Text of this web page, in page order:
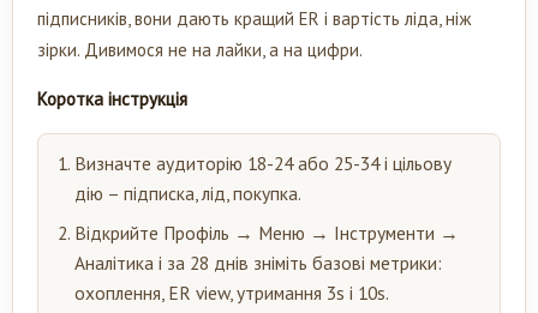
підписників, вони дають кращий ER і вартість ліда, ніж
зірки. Дивимося не на лайки, а на цифри.
Коротка інструкція
Визначте аудиторію 18-24 або 25-34 і цільову
дію – підписка, лід, покупка.
Відкрийте Профіль → Меню → Інструменти →
Аналітика і за 28 днів зніміть базові метрики:
охоплення, ER view, утримання 3s і 10s.